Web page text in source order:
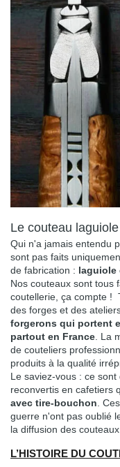
Le couteau
Qui n'a jamais entendu
sont pas faits
de fabrication : laguiole
Nos couteaux sont tous
coutellerie, ça compte !
des forges et des
forgerons qui portent
partout en France . La
de couteliers
produits à la qualité
Le saviez-vous : ce
reconvertis en cafetiers
avec tire-bouchon .
guerre n'ont pas oublié
la diffusion des
L’HISTOIRE DU